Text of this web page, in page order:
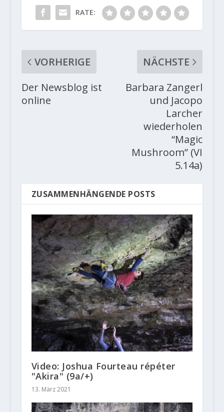
RATE:
VORHERIGE
Der Newsblog ist
online
NÄCHSTE
Barbara Zangerl​
und Jacopo
Larcher​
wiederholen
“Magic
Mushroom” (VI
5.14a)
ZUSAMMENHÄNGENDE POSTS
Video: Joshua Fourteau répéter
"Akira" (9a/+)
13. März 2021